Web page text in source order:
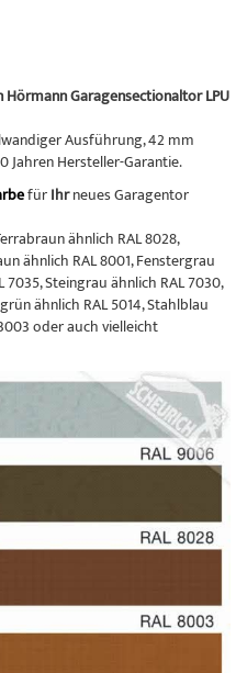
Garagensectionaltor LPU
Ausführung, 42 mm
Jahren Hersteller-Garantie.
fürIhrneues Garagentor
ähnlich RAL 8028,
ähnlich RAL 8001, Fenstergrau
Steingrau ähnlich RAL 7030,
ähnlich RAL 5014, Stahlblau
oder auch vielleicht